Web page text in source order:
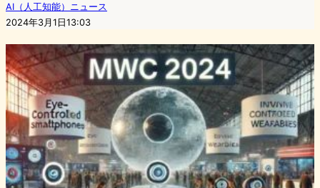
AI（人工知能）ニュース
2024年3月1日13:03